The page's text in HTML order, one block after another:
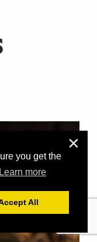
you get the
Learn more
All
✕